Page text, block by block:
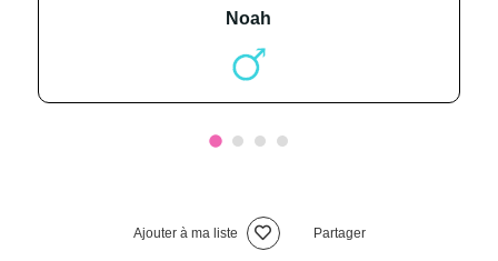
noah
Ajouter à ma liste Partager